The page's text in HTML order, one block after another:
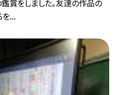
賞をしました。友達の作品の
を...